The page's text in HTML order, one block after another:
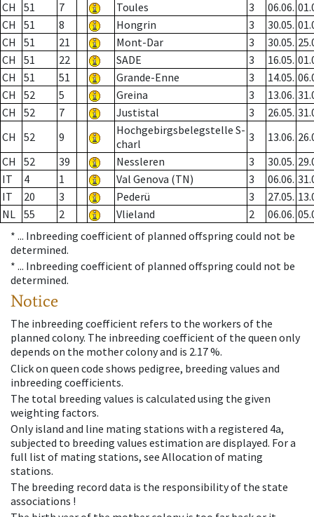
CH 51 7 Toules 3 06.06.
CH
51 8 Hongrin 3 30.05.
CH
51 21 Mont-Dar 3 30.05.
CH
51 22 SADE 3 16.05.
CH
51 51 Grande-Enne 3 14.05.
CH
52 5 Greina 3 13.06.
CH
52 7 Justistal 3 26.05.
CH
52 9
Hochgebirgsbelegstelle S-
charl
3 13.06.
CH
52 39 Nessleren 3 30.05.
IT
4 1 Val Genova (TN) 3 06.06.
IT
20 3 Pederü 3 27.05.
NL 55 2 Vlieland 2 06.06.
* ... Inbreeding coefficient of planned offspring could not be
determined.
* ... Inbreeding coefficient of planned offspring could not be
determined.
Notice
The inbreeding coefficient refers to the workers of the
planned colony. The inbreeding coefficient of the queen only
depends on the mother colony and is 2.17 %.
Click on queen code shows pedigree, breeding values and
inbreeding coefficients.
The total breeding values is calculated using the given
weighting factors.
Only island and line mating stations with a registered 4a,
subjected to breeding values estimation are displayed. For a
full list of mating stations, see Allocation of mating
stations.
The breeding record data is the responsibility of the state
associations !